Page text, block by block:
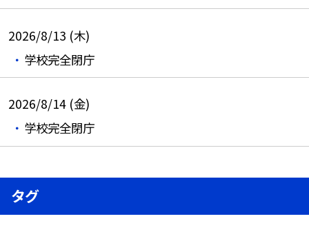
2026/8/13 (木)
学校完全閉庁
2026/8/14 (金)
学校完全閉庁
タグ